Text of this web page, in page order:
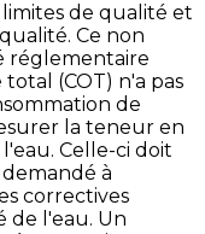
de qualité et
Ce non
réglementaire
(COT) n'a pas
de
la teneur en
Celle-ci doit
à
correctives
de l'eau. Un